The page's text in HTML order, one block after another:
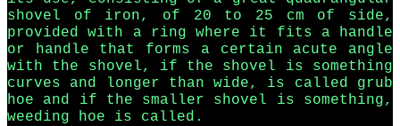
shovel of iron, of 20 to 25 cm of side,
provided with a ring where it fits a handle
or handle that forms a certain acute angle
with the shovel, if the shovel is something
curves and longer than wide, is called grub
hoe and if the smaller shovel is something,
weeding hoe is called.